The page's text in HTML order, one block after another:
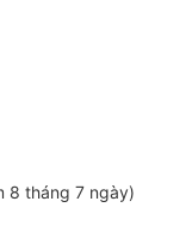
8 tháng 7 ngày)